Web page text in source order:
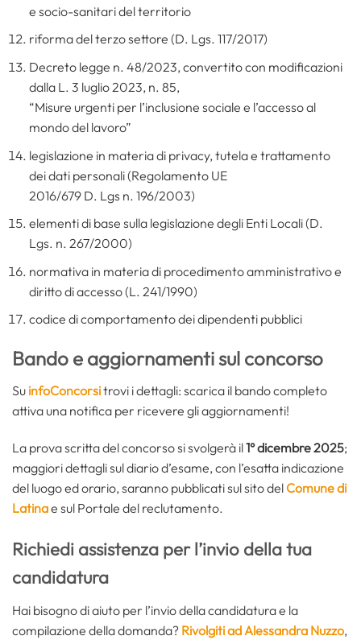
e socio-sanitari del territorio
riforma del terzo settore (D. Lgs. 117/2017)
Decreto legge n. 48/2023, convertito con modificazioni
dalla L. 3 luglio 2023, n. 85,
“Misure urgenti per l’inclusione sociale e l’accesso al
mondo del lavoro”
legislazione in materia di privacy, tutela e trattamento
dei dati personali (Regolamento UE
2016/679 D. Lgs n. 196/2003)
elementi di base sulla legislazione degli Enti Locali (D.
Lgs. n. 267/2000)
normativa in materia di procedimento amministrativo e
diritto di accesso (L. 241/1990)
codice di comportamento dei dipendenti pubblici
Bando e aggiornamenti sul concorso
Su infoConcorsitrovi i dettagli: scarica il bando completo
attiva una notifica per ricevere gli aggiornamenti!
La prova scritta del concorso si svolgerà il1° dicembre 2025;
maggiori dettagli sul diario d’esame, con l’esatta indicazione
del luogo ed orario, saranno pubblicati sul sito delComune di
Latinae sul Portale del reclutamento.
Richiedi assistenza per l’invio della tua
candidatura
Hai bisogno di aiuto per l’invio della candidatura e la
compilazione della domanda? Rivolgiti ad Alessandra Nuzzo,